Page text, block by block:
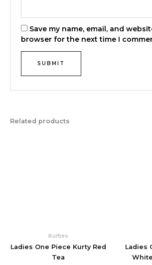
Save my name, email, and
browser for the next time I
Related products
Kurties
Ladies One Piece Kurty Red
Tea
Ladies